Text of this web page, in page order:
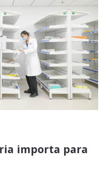
importa para